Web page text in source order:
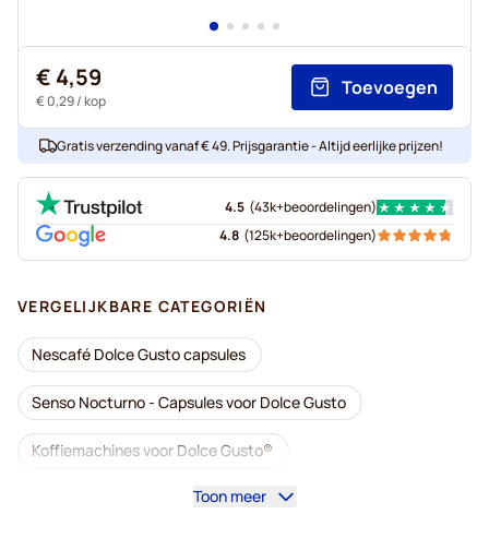
€ 4,59
€ 0,29/ kop
Toevoegen
Gratis verzending vanaf € 49. Prijsgarantie - Altijd eerlijke prijzen!
4.5 (43k+beoordelingen)
4.8 (125k+beoordelingen)
VERGELIJKBARE CATEGORIËN
Nescafé Dolce Gusto capsules
Senso Nocturno - Capsules voor Dolce Gusto
Koffiemachines voor Dolce Gusto®
Accessoires voor Dolce Gusto®
Toon meer